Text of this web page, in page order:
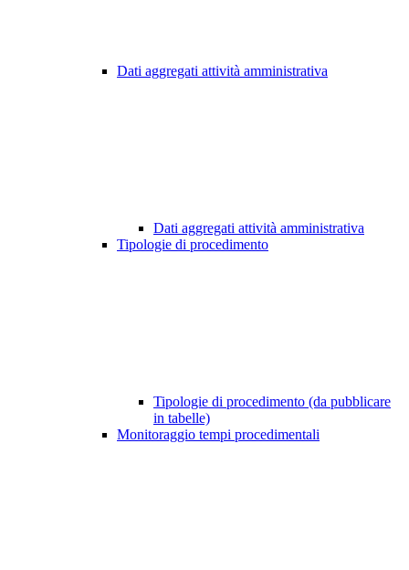
Dati aggregati attività amministrativa
Dati aggregati attività amministrativa
Tipologie di procedimento
Tipologie di procedimento (da pubblicare
in tabelle)
Monitoraggio tempi procedimentali